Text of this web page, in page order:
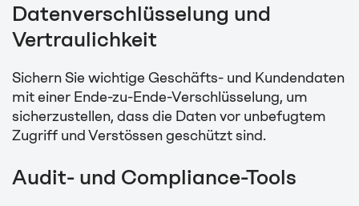
Datenverschlüsselung und
Vertraulichkeit
Sichern Sie wichtige Geschäfts- und Kundendaten
mit einer Ende-zu-Ende-Verschlüsselung, um
sicherzustellen, dass die Daten vor unbefugtem
Zugriff und Verstössen geschützt sind.
Audit- und Compliance-Tools